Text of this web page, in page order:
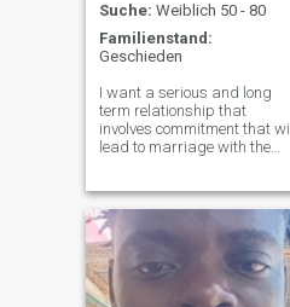
Suche: Weiblich 50 - 80
Familienstand:
Geschieden
I want a serious and long
term relationship that
involves commitment that will
lead to marriage with the